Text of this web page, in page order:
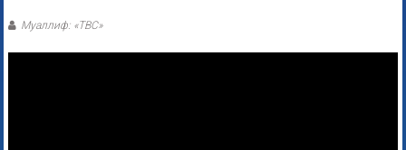
Муаллиф: «ТВС»